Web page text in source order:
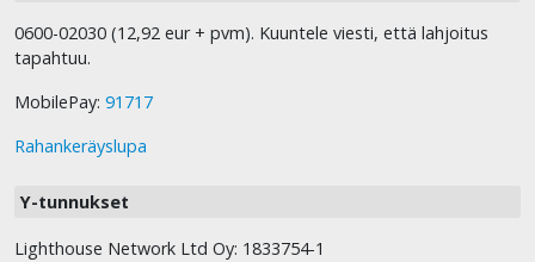
0600-02030 (12,92 eur + pvm). Kuuntele viesti, että lahjoitus
tapahtuu.
MobilePay: 91717
Rahankeräyslupa
Y-tunnukset
Lighthouse Network Ltd Oy: 1833754-1